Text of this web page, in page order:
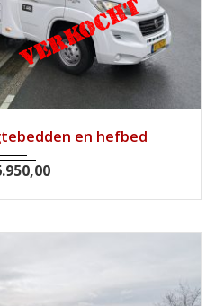
en hefbed